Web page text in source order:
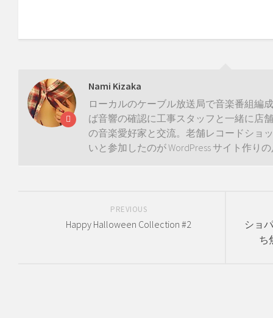
Nami Kizaka
ローカルのケーブル放送局で音楽番組編
ば音響の確認に工事スタッフと一緒に店
の音楽愛好家と交流。老舗レコードショ
いと参加したのが WordPress サイト作り
ショ
ち
PREVIOUS
Happy Halloween Collection #2